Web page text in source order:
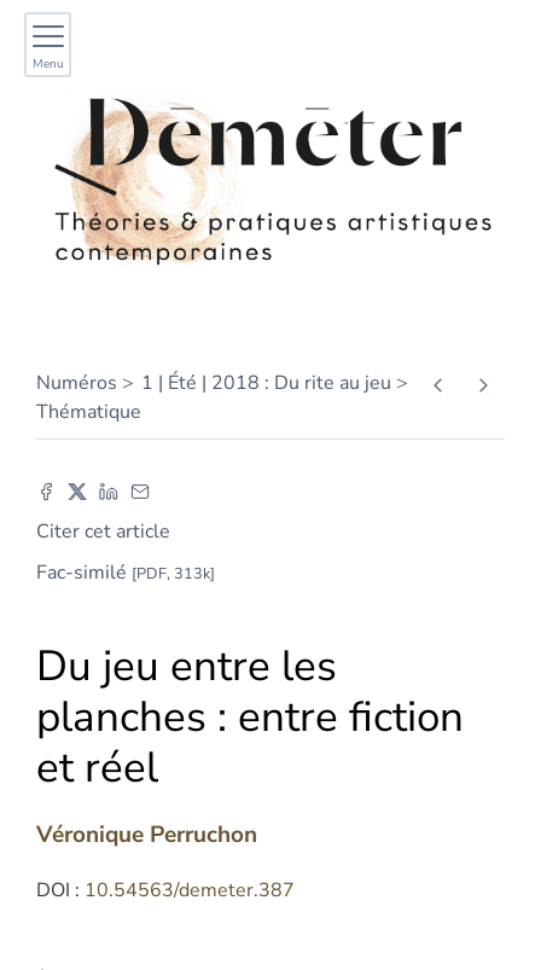
Menu
Numéros
1 | Été | 2018 : Du rite au jeu
Thématique
Citer cet article
Fac-similé [PDF, 313k]
Du jeu entre les
planches : entre fiction
et réel
Véronique Perruchon
DOI : 10.54563/demeter.387